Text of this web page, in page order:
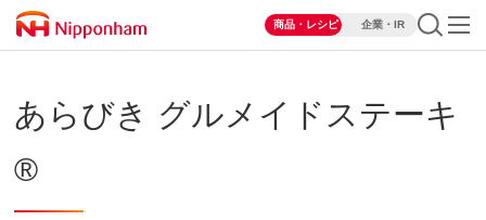
商品・レシピ 企業・IR
あらびき グルメイドステーキ
®